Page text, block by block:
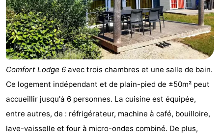
Comfort Lodge 6 avec trois chambres et une salle de bain.
Ce logement indépendant et de plain-pied de ±50m² peut
accueillir jusqu'à 6 personnes. La cuisine est équipée,
entre autres, de : réfrigérateur, machine à café, bouilloire,
lave-vaisselle et four à micro-ondes combiné. De plus,